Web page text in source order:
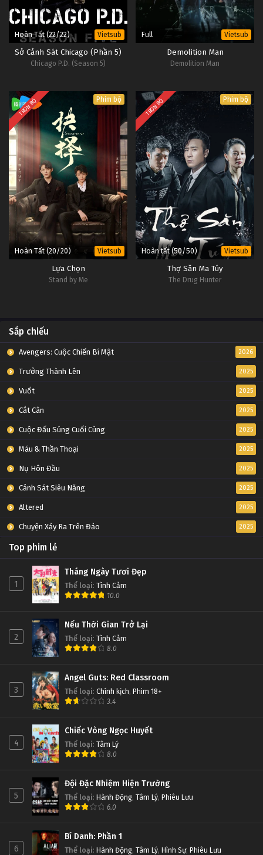
Hoàn Tất (22/22) Vietsub
Sở Cảnh Sát Chicago (Phần 5)
Chicago P.D. (Season 5)
Full Vietsub
Demolition Man
Demolition Man
TRỌN BỘ Phim bộ
Hoàn Tất (20/20) Vietsub
Lựa Chọn
Stand by Me
TRỌN BỘ Phim bộ
Hoàn tất (50/50) Vietsub
Thợ Săn Ma Túy
The Drug Hunter
Sắp chiếu
Avengers: Cuộc Chiến Bí Mật 2026
Trưởng Thành Lên 2025
Vuốt 2025
Cắt Cân 2025
Cuộc Đấu Súng Cuối Cùng 2025
Máu & Thần Thoại 2025
Nụ Hôn Đầu 2025
Cảnh Sát Siêu Năng 2025
Altered 2025
Chuyện Xảy Ra Trên Đảo 2025
Top phim lẻ
1
Tháng Ngày Tươi Đẹp
Thể loại: Tình Cảm
10.0
2
Nếu Thời Gian Trở Lại
Thể loại: Tình Cảm
8.0
3
Angel Guts: Red Classroom
Thể loại: Chính kịch, Phim 18+
3.4
4
Chiếc Vòng Ngọc Huyết
Thể loại: Tâm Lý
8.0
5
Đội Đặc Nhiệm Hiện Trường
Thể loại: Hành Động, Tâm Lý, Phiêu Lưu
6.0
6
Bí Danh: Phần 1
Thể loại: Hành Động, Tâm Lý, Hình Sự, Phiêu Lưu